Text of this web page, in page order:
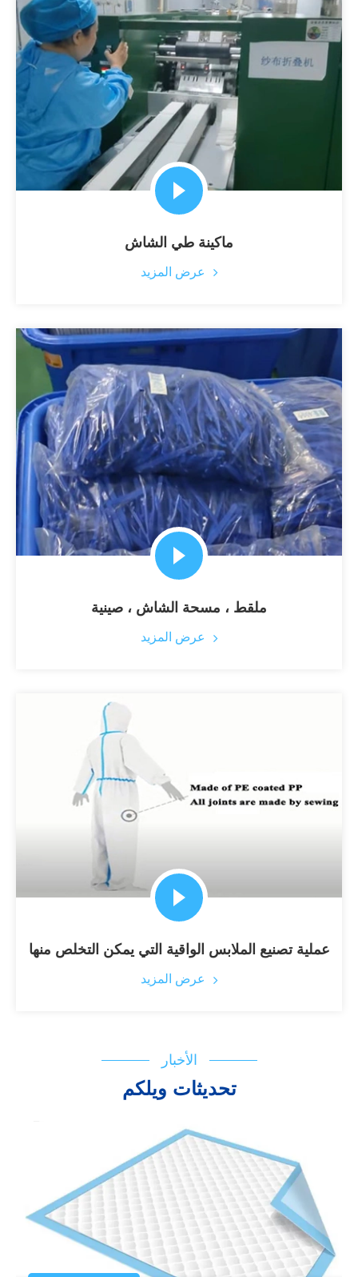
ماكينة طي الشاش
ملقط ، مسحة الشاش ، صينية
عملية تصنيع الملابس الواقية التي يمكن التخلص منها
الأخبار
تحديثات ويلكم